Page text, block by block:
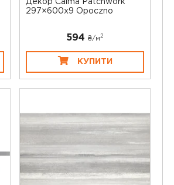
Декор Calma Patchwork
297×600x9 Opoczno
594 ₴/м 2
КУПИТИ